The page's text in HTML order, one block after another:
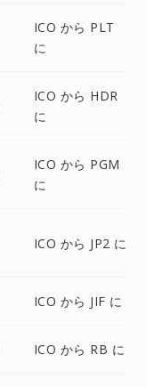
ICO から PLT
に
ICO から HDR
に
ICO から PGM
に
ICO から JP2 に
ICO から JIF に
ICO から RB に